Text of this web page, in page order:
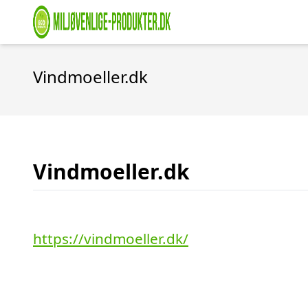
Vindmoeller.dk
Vindmoeller.dk
https://vindmoeller.dk/